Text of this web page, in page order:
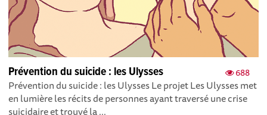
688
Prévention du suicide : les Ulysses
Prévention du suicide : les Ulysses Le projet Les Ulysses met
en lumière les récits de personnes ayant traversé une crise
suicidaire et trouvé la ...